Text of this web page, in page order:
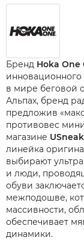
Бренд Hoka One
в мире беговой
Альпах, бренд
предложив
противовес
магазине
линейка
выбирают
и люди,
обуви
межподошве,
массивности,
обеспечивает
динамики.